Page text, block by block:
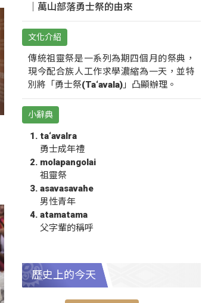
｜萬山部落勇士祭的由來
文化介紹
傳統祖靈祭是一系列為期四個月的祭典，
現今配合族人工作求學濃縮為一天，並特
別將「勇士祭(Ta‘avala)」凸顯辦理。
小辭典
ta‘avalra
勇士成年禮
molapangolai
祖靈祭
asavasavahe
男性青年
atamatama
父字輩的稱呼
歷史上的今天